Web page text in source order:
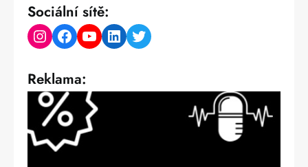
Sociální sítě:
Instagram Facebook YouTube LinkedIn Twitter
Reklama: